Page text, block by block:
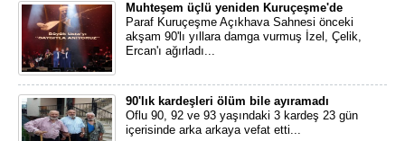
Muhteşem üçlü yeniden Kuruçeşme'de
Paraf Kuruçeşme Açıkhava Sahnesi önceki
akşam 90'lı yıllara damga vurmuş İzel, Çelik,
Ercan'ı ağırladı...
90'lık kardeşleri ölüm bile ayıramadı
Oflu 90, 92 ve 93 yaşındaki 3 kardeş 23 gün
içerisinde arka arkaya vefat etti...